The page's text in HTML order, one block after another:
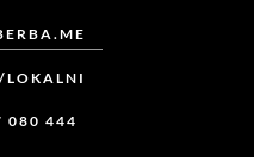
LOKALNI
080 444